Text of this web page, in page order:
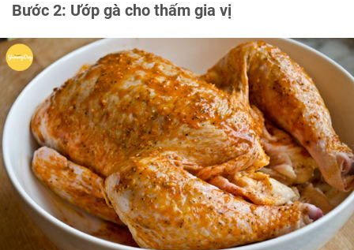
Bước 2: Ướp gà cho thấm gia vị